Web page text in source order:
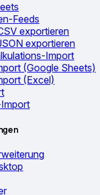
Feeds
exportieren
exportieren
Import
(Google Sheets)
(Excel)